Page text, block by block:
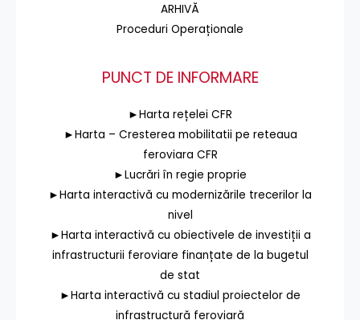
ARHIVĂ
Proceduri Operaționale
PUNCT DE INFORMARE
►Harta rețelei CFR
►Harta – Cresterea mobilitatii pe reteaua
feroviara CFR
►Lucrări în regie proprie
►Harta interactivă cu modernizările trecerilor la
nivel
►Harta interactivă cu obiectivele de investiții a
infrastructurii feroviare finanțate de la bugetul
de stat
►Harta interactivă cu stadiul proiectelor de
infrastructură feroviară